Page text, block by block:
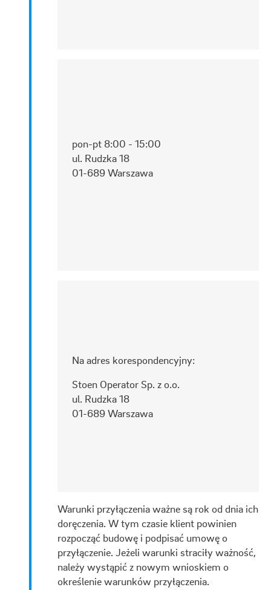
pon-pt 8:00 - 15:00
ul. Rudzka 18
01-689 Warszawa
Na adres korespondencyjny:
Stoen Operator Sp. z o.o.
ul. Rudzka 18
01-689 Warszawa
Warunki przyłączenia ważne są rok od dnia ich
doręczenia. W tym czasie klient powinien
rozpocząć budowę i podpisać umowę o
przyłączenie. Jeżeli warunki straciły ważność,
należy wystąpić z nowym wnioskiem o
określenie warunków przyłączenia.